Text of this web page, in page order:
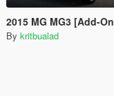
2015 MG MG3 [Add-On | LHD | Template | Livery | Extra]
By kritbualad